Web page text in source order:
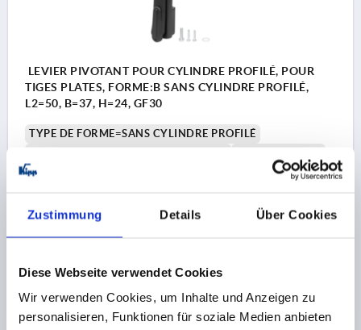
Zustimmung Details Über Cookies
Diese Webseite verwendet Cookies
Wir verwenden Cookies, um Inhalte und Anzeigen zu
personalisieren, Funktionen für soziale Medien anbieten
LEVIER PIVOTANT POUR CYLINDRE PROFILÉ, POUR
TIGES PLATES, FORME:B SANS CYLINDRE PROFILÉ,
L2=50, B=37, H=24, GF30
TYPE DE FORME=SANS CYLINDRE PROFILÉ
MODÈLE 2=POUR TIGES PLATES
LARGEUR=37
B1=25
Référence:K2462.11
hors TVA
hors frais d’envoi